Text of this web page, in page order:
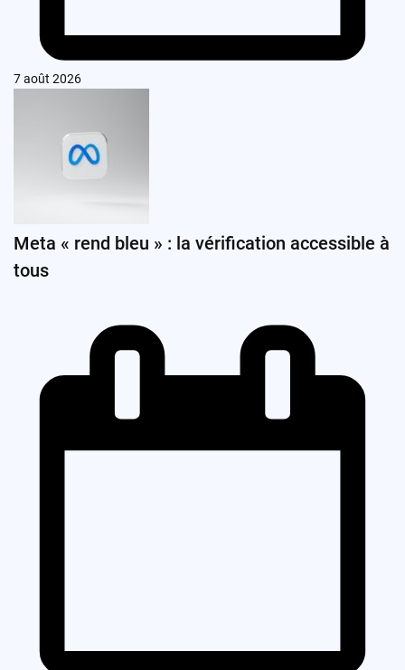
7 août 2026
Meta « rend bleu » : la vérification accessible à
tous